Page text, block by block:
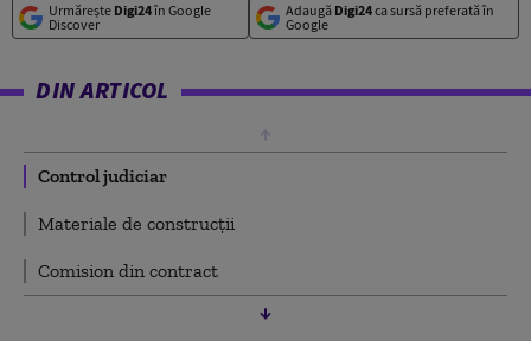
Urmărește Digi24în Google
Discover
Adaugă Digi24ca sursă preferată în
Google
DIN ARTICOL
Control judiciar
Materiale de construcții
Comision din contract